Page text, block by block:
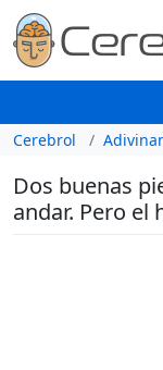
Cerebrol
Dos buenas
andar. Pero el